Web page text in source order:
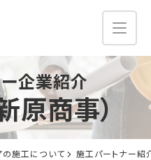
の施工について 施工パートナー紹
企業紹介
原商事）